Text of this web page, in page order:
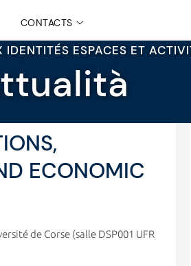
CONTACTS
IDENTITÉS ESPACES ET
ECONOMIC
de Corse (salle DSP001 UFR